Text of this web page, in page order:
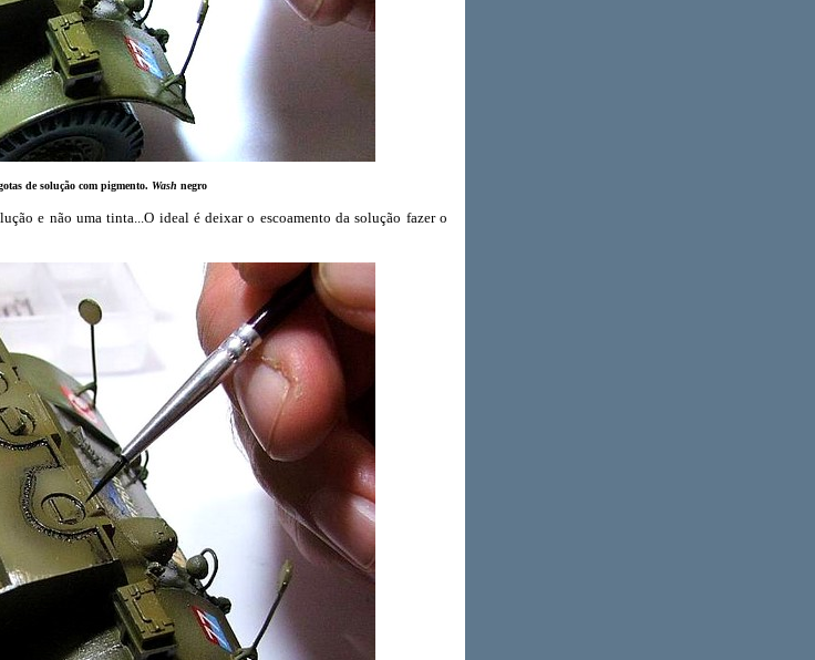
de solução com pigmento. Wash negro
e não uma tinta...O ideal é deixar o escoamento da solução fazer o